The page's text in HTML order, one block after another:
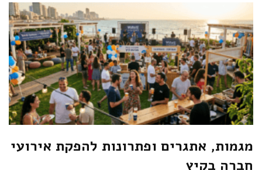
מגמות, אתגרים ופתרונות להפקת אירועי
חברה בקיץ